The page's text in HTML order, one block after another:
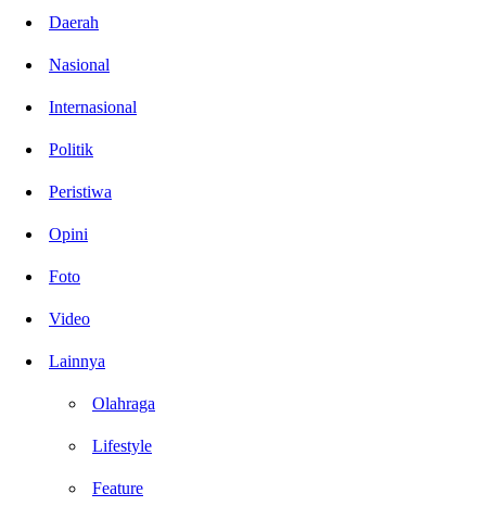
Daerah
Nasional
Internasional
Politik
Peristiwa
Opini
Foto
Video
Lainnya
Olahraga
Lifestyle
Feature